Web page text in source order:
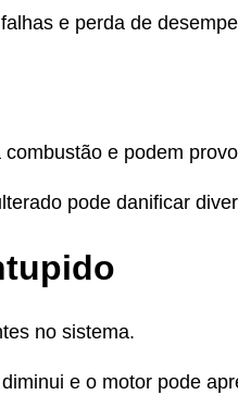
e perda de
e podem
pode danificar
no sistema.
e o motor pode